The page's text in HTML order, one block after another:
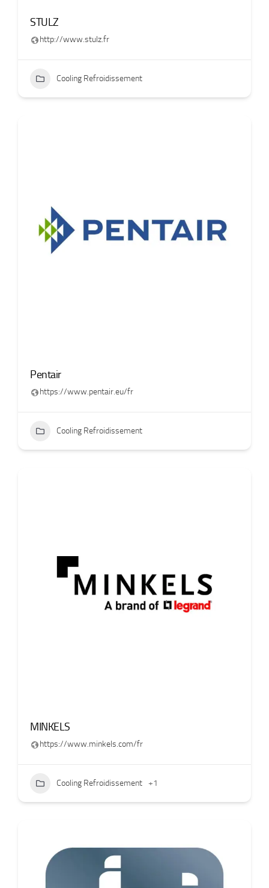
STULZ
http://www.stulz.fr
Cooling Refroidissement
Pentair
https://www.pentair.eu/fr
Cooling Refroidissement
MINKELS
https://www.minkels.com/fr
Cooling Refroidissement +1